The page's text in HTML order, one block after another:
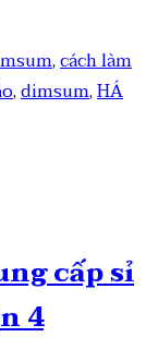
,cách làm
,dimsum,HÁ
cấp sỉ
4